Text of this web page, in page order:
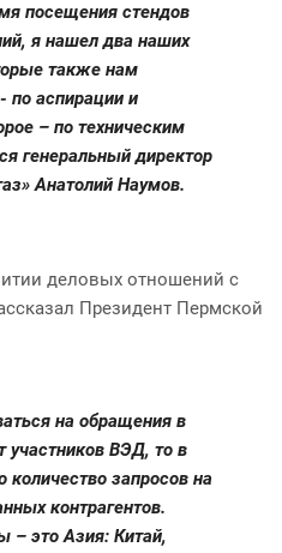
посещения стендов
я нашел два наших
также нам
по аспирации и
– по техническим
генеральный директор
Анатолий Наумов.
деловых отношений с
Президент Пермской
на обращения в
ВЭД, то в
количество запросов на
контрагентов.
– это Азия: Китай,